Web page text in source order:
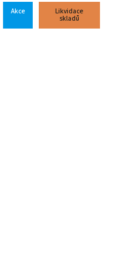
Akce
Likvidace
skladů